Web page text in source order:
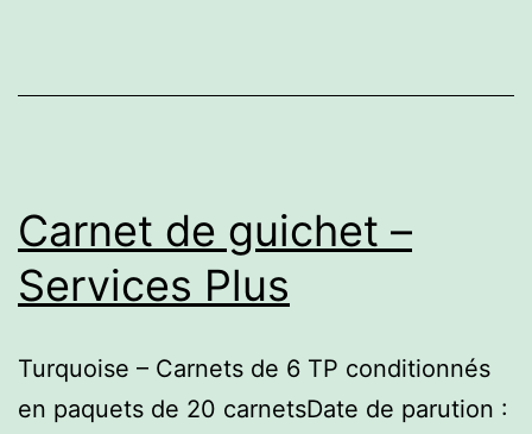
Carnet de guichet –
Services Plus
Turquoise – Carnets de 6 TP conditionnés
en paquets de 20 carnetsDate de parution :